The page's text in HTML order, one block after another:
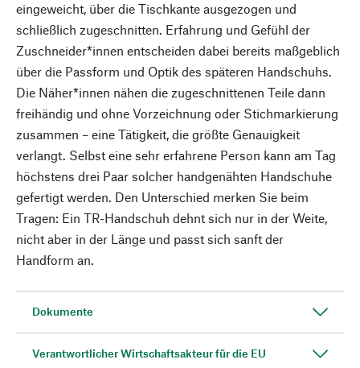
eingeweicht, über die Tischkante ausgezogen und
schließlich zugeschnitten. Erfahrung und Gefühl der
Zuschneider*innen entscheiden dabei bereits maßgeblich
über die Passform und Optik des späteren Handschuhs.
Die Näher*innen nähen die zugeschnittenen Teile dann
freihändig und ohne Vorzeichnung oder Stichmarkierung
zusammen – eine Tätigkeit, die größte Genauigkeit
verlangt. Selbst eine sehr erfahrene Person kann am Tag
höchstens drei Paar solcher handgenähten Handschuhe
gefertigt werden. Den Unterschied merken Sie beim
Tragen: Ein TR-Handschuh dehnt sich nur in der Weite,
nicht aber in der Länge und passt sich sanft der
Handform an.
Dokumente
Verantwortlicher Wirtschaftsakteur für die EU